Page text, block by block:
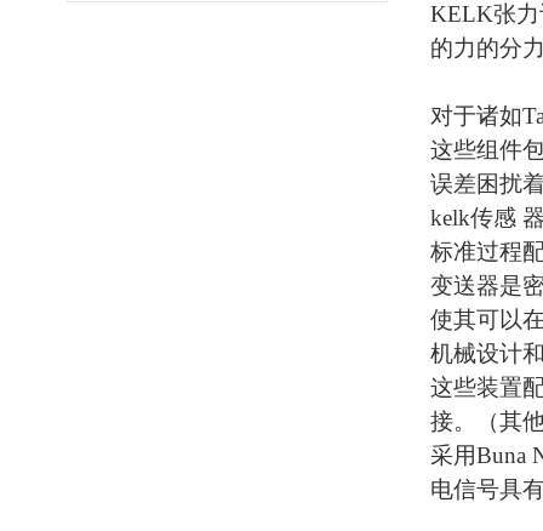
KELK张力
的力的分
对于诸如
这些组件
误差困扰
kelk传感
标准过程
变送器是
使其可以
机械设计
这些装置
接。（其
采用Buna
电信号具